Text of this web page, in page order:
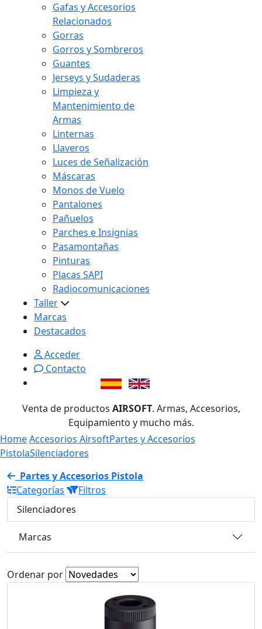
Gafas y Accesorios
Relacionados
Gorras
Gorros y Sombreros
Guantes
Jerseys y Sudaderas
Limpieza y
Mantenimiento de
Armas
Linternas
Llaveros
Luces de Señalización
Máscaras
Monos de Vuelo
Pantalones
Pañuelos
Parches e Insignias
Pasamontañas
Pinturas
Placas SAPI
Radiocomunicaciones
Taller
Marcas
Destacados
Acceder
Contacto
Venta de productos AIRSOFT. Armas, Accesorios,
Equipamiento y mucho más.
HomeAccesorios AirsoftPartes y Accesorios
PistolaSilenciadores
Partes y Accesorios Pistola
Categorías
Filtros
Silenciadores
Marcas
Ordenar por